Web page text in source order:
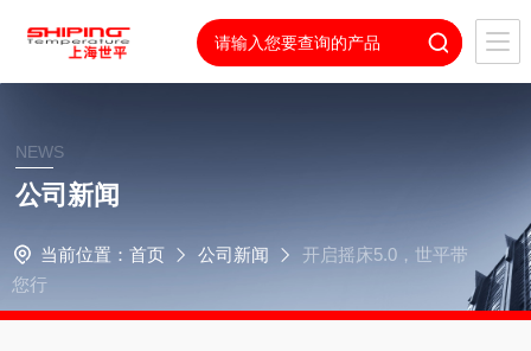
NEWS
公司新闻
当前位置： 首页 公司新闻
开启摇床5.0，世平带
您行